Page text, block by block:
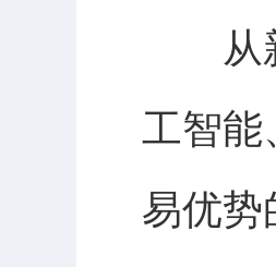
从新
工智能
易优势